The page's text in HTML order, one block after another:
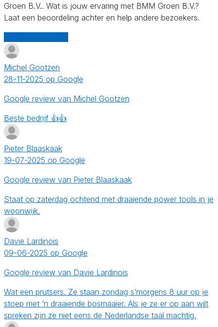
Groen B.V.. Wat is jouw ervaring met BMM Groen B.V.?
Laat een beoordeling achter en help andere bezoekers.
Michel Gootzen
28-11-2025 op Google
Google review van Michel Gootzen
Beste bedrijf 👍👍
Pieter Blaaskaak
19-07-2025 op Google
Google review van Pieter Blaaskaak
Staat op zaterdag ochtend met draaiende power tools in je
woonwijk.
Davie Lardinois
09-06-2025 op Google
Google review van Davie Lardinois
Wat een prutsers. Ze staan zondag s’morgens 8 uur op je
stoep met ‘n draaiende bosmaaier. Als je ze er op aan wilt
spreken zijn ze niet eens de Nederlandse taal machtig.